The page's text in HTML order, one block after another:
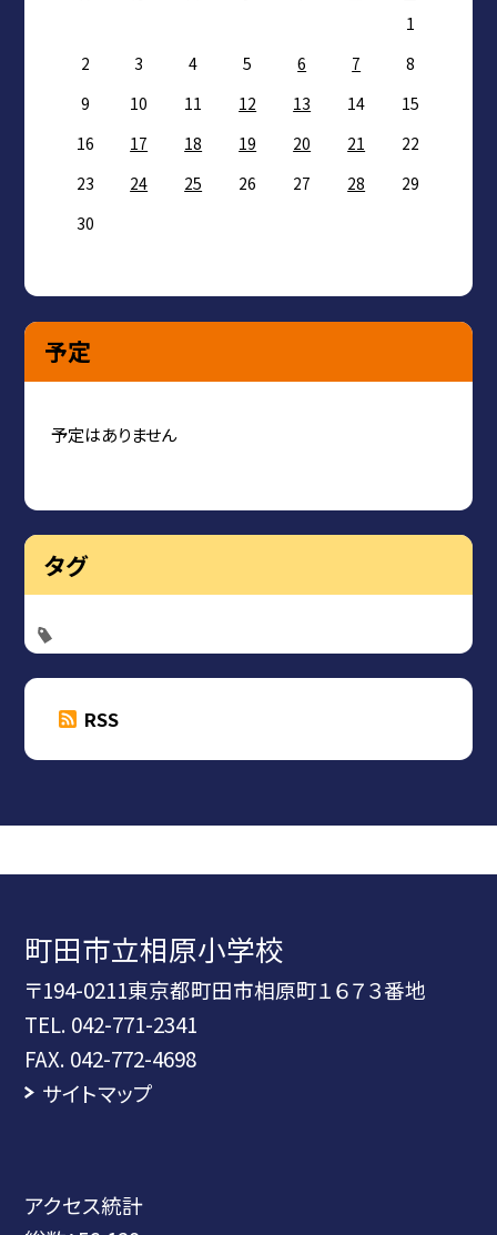
1
2
3 4 5 6 7
8
9
10 11 12 13 14
15
16
17 18 19 20 21
22
23
24 25 26 27 28
29
30
予定
予定はありません
タグ
RSS
町田市立相原小学校
〒194-0211東京都町田市相原町１６７３番地
TEL. 042-771-2341
FAX. 042-772-4698
サイトマップ
アクセス統計